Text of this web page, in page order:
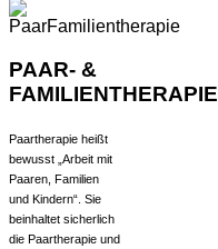
PAAR- &
FAMILIENTHERAPIE
Paartherapie heißt
bewusst „Arbeit mit
Paaren, Familien
und Kindern“. Sie
beinhaltet sicherlich
die Paartherapie und